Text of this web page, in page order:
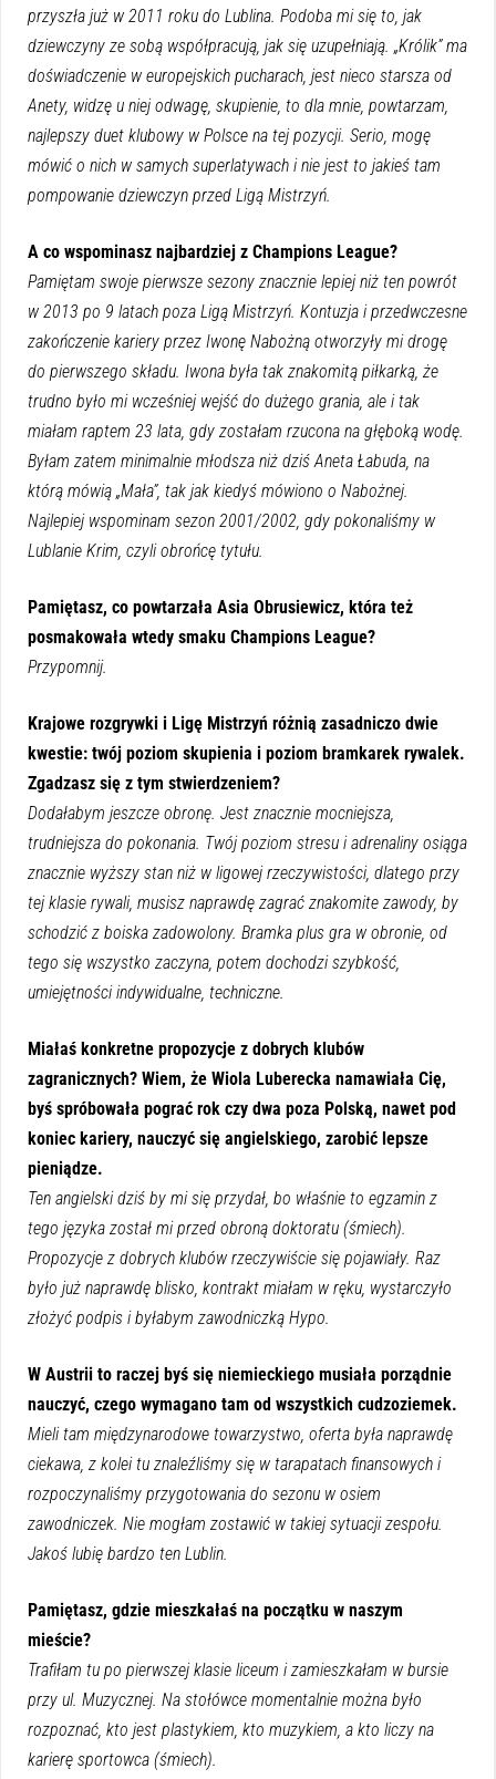
przyszła już w 2011 roku do Lublina. Podoba mi się to, jak
dziewczyny ze sobą współpracują, jak się uzupełniają. „Królik” ma
doświadczenie w europejskich pucharach, jest nieco starsza od
Anety, widzę u niej odwagę, skupienie, to dla mnie, powtarzam,
najlepszy duet klubowy w Polsce na tej pozycji. Serio, mogę
mówić o nich w samych superlatywach i nie jest to jakieś tam
pompowanie dziewczyn przed Ligą Mistrzyń.
A co wspominasz najbardziej z Champions League?
Pamiętam swoje pierwsze sezony znacznie lepiej niż ten powrót
w 2013 po 9 latach poza Ligą Mistrzyń. Kontuzja i przedwczesne
zakończenie kariery przez Iwonę Nabożną otworzyły mi drogę
do pierwszego składu. Iwona była tak znakomitą piłkarką, że
trudno było mi wcześniej wejść do dużego grania, ale i tak
miałam raptem 23 lata, gdy zostałam rzucona na głęboką wodę.
Byłam zatem minimalnie młodsza niż dziś Aneta Łabuda, na
którą mówią „Mała”, tak jak kiedyś mówiono o Nabożnej.
Najlepiej wspominam sezon 2001/2002, gdy pokonaliśmy w
Lublanie Krim, czyli obrońcę tytułu.
Pamiętasz, co powtarzała Asia Obrusiewicz, która też
posmakowała wtedy smaku Champions League?
Przypomnij.
Krajowe rozgrywki i Ligę Mistrzyń różnią zasadniczo dwie
kwestie: twój poziom skupienia i poziom bramkarek rywalek.
Zgadzasz się z tym stwierdzeniem?
Dodałabym jeszcze obronę. Jest znacznie mocniejsza,
trudniejsza do pokonania. Twój poziom stresu i adrenaliny osiąga
znacznie wyższy stan niż w ligowej rzeczywistości, dlatego przy
tej klasie rywali, musisz naprawdę zagrać znakomite zawody, by
schodzić z boiska zadowolony. Bramka plus gra w obronie, od
tego się wszystko zaczyna, potem dochodzi szybkość,
umiejętności indywidualne, techniczne.
Miałaś konkretne propozycje z dobrych klubów
zagranicznych? Wiem, że Wiola Luberecka namawiała Cię,
byś spróbowała pograć rok czy dwa poza Polską, nawet pod
koniec kariery, nauczyć się angielskiego, zarobić lepsze
pieniądze.
Ten angielski dziś by mi się przydał, bo właśnie to egzamin z
tego języka został mi przed obroną doktoratu (śmiech).
Propozycje z dobrych klubów rzeczywiście się pojawiały. Raz
było już naprawdę blisko, kontrakt miałam w ręku, wystarczyło
złożyć podpis i byłabym zawodniczką Hypo.
W Austrii to raczej byś się niemieckiego musiała porządnie
nauczyć, czego wymagano tam od wszystkich cudzoziemek.
Mieli tam międzynarodowe towarzystwo, oferta była naprawdę
ciekawa, z kolei tu znaleźliśmy się w tarapatach finansowych i
rozpoczynaliśmy przygotowania do sezonu w osiem
zawodniczek. Nie mogłam zostawić w takiej sytuacji zespołu.
Jakoś lubię bardzo ten Lublin.
Pamiętasz, gdzie mieszkałaś na początku w naszym
mieście?
Trafiłam tu po pierwszej klasie liceum i zamieszkałam w bursie
przy ul. Muzycznej. Na stołówce momentalnie można było
rozpoznać, kto jest plastykiem, kto muzykiem, a kto liczy na
karierę sportowca (śmiech).